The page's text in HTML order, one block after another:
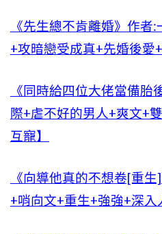
《先生總不肯離婚》作者
+攻暗戀受成真+先婚後愛+
《同時給四位大佬當備胎
際+虐不好的男人+爽文+
互寵】
《向導他真的不想卷[重
+哨向文+重生+強強+深入